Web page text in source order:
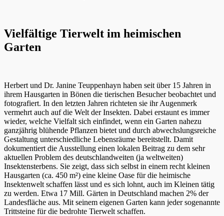
Vielfältige Tierwelt im heimischen
Garten
Herbert und Dr. Janine Teuppenhayn haben seit über 15 Jahren in
ihrem Hausgarten in Bönen die tierischen Besucher beobachtet und
fotografiert. In den letzten Jahren richteten sie ihr Augenmerk
vermehrt auch auf die Welt der Insekten. Dabei erstaunt es immer
wieder, welche Vielfalt sich einfindet, wenn ein Garten nahezu
ganzjährig blühende Pflanzen bietet und durch abwechslungsreiche
Gestaltung unterschiedliche Lebensräume bereitstellt. Damit
dokumentiert die Ausstellung einen lokalen Beitrag zu dem sehr
aktuellen Problem des deutschlandweiten (ja weltweiten)
Insektensterbens. Sie zeigt, dass sich selbst in einem recht kleinen
Hausgarten (ca. 450 m²) eine kleine Oase für die heimische
Insektenwelt schaffen lässt und es sich lohnt, auch im Kleinen tätig
zu werden. Etwa 17 Mill. Gärten in Deutschland machen 2% der
Landesfläche aus. Mit seinem eigenen Garten kann jeder sogenannte
Trittsteine für die bedrohte Tierwelt schaffen.